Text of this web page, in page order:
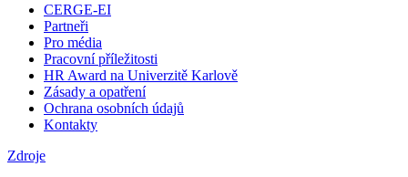
CERGE-EI
Partneři
Pro média
Pracovní příležitosti
HR Award na Univerzitě Karlově
Zásady a opatření
Ochrana osobních údajů
Kontakty
Zdroje